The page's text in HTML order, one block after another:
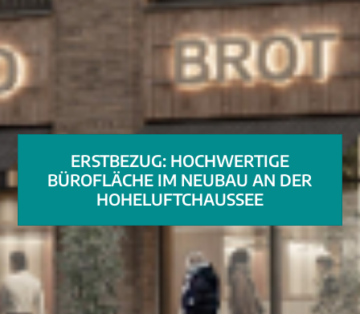
ERSTBEZUG: HOCHWERTIGE
BÜROFLÄCHE IM NEUBAU AN DER
HOHELUFTCHAUSSEE